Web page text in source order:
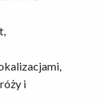
i